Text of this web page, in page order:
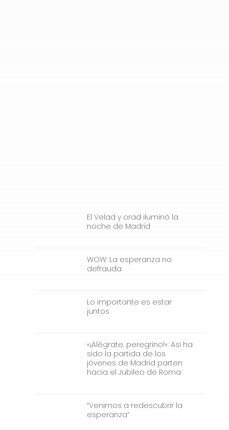
El Velad y orad iluminó la
noche de Madrid
WOW: La esperanza no
defrauda
Lo importante es estar
juntos
«¡Alégrate, peregrino!»: Así ha
sido la partida de los
jóvenes de Madrid parten
hacia el Jubileo de Roma
“Venimos a redescubrir la
esperanza”